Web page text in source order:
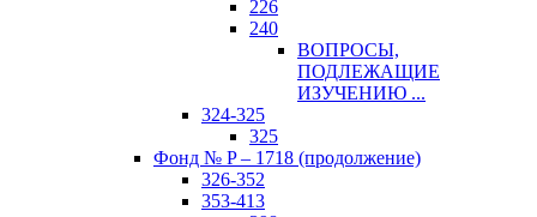
226
240
ВОПРОСЫ,
ПОДЛЕЖАЩИЕ
ИЗУЧЕНИЮ ...
324-325
325
Фонд № P – 1718 (продолжение)
326-352
353-413